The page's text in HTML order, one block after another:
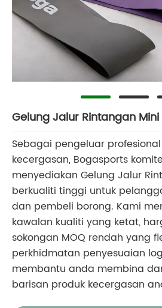
Gelung Jalur Rintangan Mini
Sebagai pengeluar
kecergasan, Bogasports
menyediakan Gelung Jalur
berkualiti tinggi untuk
dan pembeli borong. Kami
kawalan kualiti yang ketat,
sokongan MOQ rendah yang
perkhidmatan penyesuaian
membantu anda membina
barisan produk kecergasan